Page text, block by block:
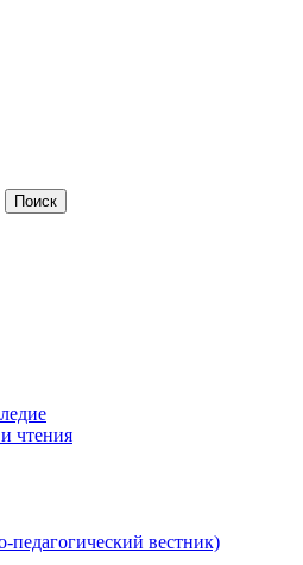
чтения
вестник)